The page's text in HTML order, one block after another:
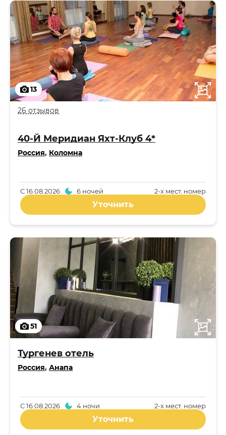
13
26 отзывов
40-Й Меридиан Яхт-Клуб 4*
Россия, Коломна
2-x мест. номер
С16.08.2026 6 ночей
Уточнить
51
Тургенев отель
Россия, Анапа
2-x мест. номер
С16.08.2026 4 ночи
Уточнить